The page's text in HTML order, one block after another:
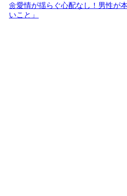
🌼愛情が揺らぐ心配なし！男性が
いこと」